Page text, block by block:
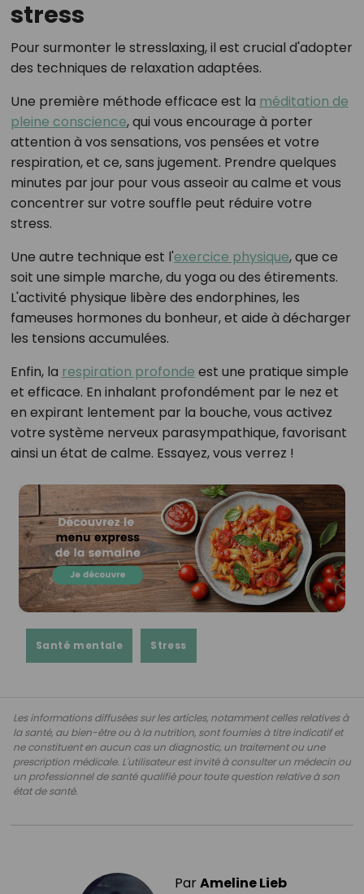
stress
Pour surmonter le stresslaxing, il est crucial d'adopter
des techniques de relaxation adaptées.
Une première méthode efficace est la méditation de
pleine conscience, qui vous encourage à porter
attention à vos sensations, vos pensées et votre
respiration, et ce, sans jugement. Prendre quelques
minutes par jour pour vous asseoir au calme et vous
concentrer sur votre souffle peut réduire votre
stress.
Une autre technique est l'exercice physique, que ce
soit une simple marche, du yoga ou des étirements.
L'activité physique libère des endorphines, les
fameuses hormones du bonheur, et aide à décharger
les tensions accumulées.
Enfin, la respiration profonde est une pratique simple
et efficace. En inhalant profondément par le nez et
en expirant lentement par la bouche, vous activez
votre système nerveux parasympathique, favorisant
ainsi un état de calme. Essayez, vous verrez !
Santé mentale Stress
Les informations diffusées sur les articles, notamment celles relatives à
la santé, au bien-être ou à la nutrition, sont fournies à titre indicatif et
ne constituent en aucun cas un diagnostic, un traitement ou une
prescription médicale. L'utilisateur est invité à consulter un médecin ou
un professionnel de santé qualifié pour toute question relative à son
état de santé.
ParAmeline Lieb